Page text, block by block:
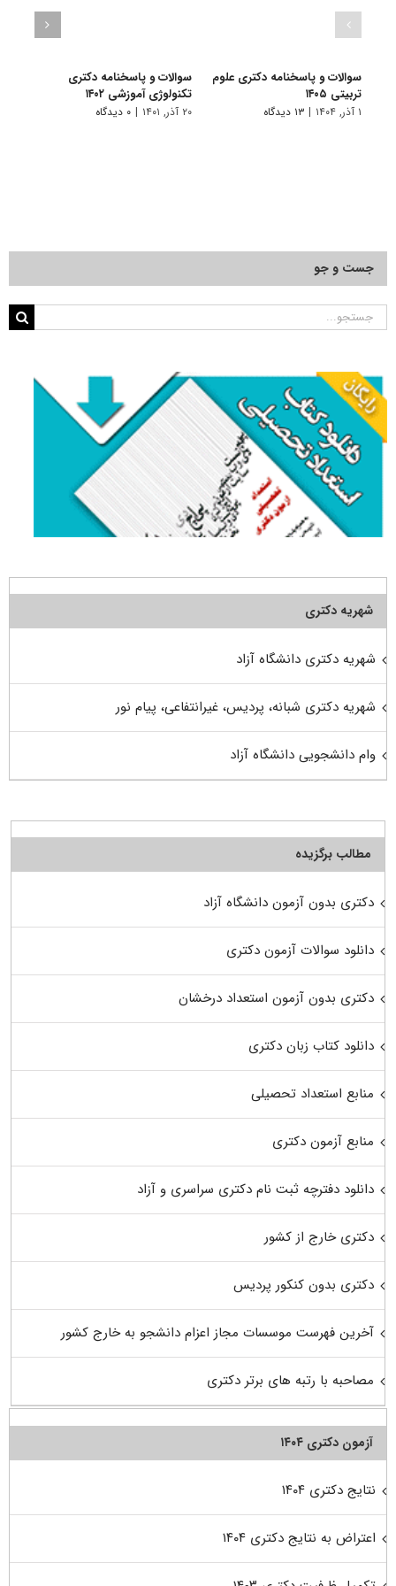
سوالات و پاسخنامه دکتری علوم
تربیتی ۱۴۰۵
۱ آذر, ۱۴۰۴ | ۱۳ دیدگاه
سوالات و پاسخنامه دکتری
تکنولوژی آموزشی ۱۴۰۲
۲۰ آذر, ۱۴۰۱ | ۰ دیدگاه
جست و جو
جستجو
شهریه دکتری
شهریه دکتری دانشگاه آزاد
شهریه دکتری شبانه، پردیس، غیرانتفاعی، پیام نور
وام دانشجویی دانشگاه آزاد
مطالب برگزیده
دکتری بدون آزمون دانشگاه آزاد
دانلود سوالات آزمون دکتری
دکتری بدون آزمون استعداد درخشان
دانلود کتاب زبان دکتری
منابع استعداد تحصیلی
منابع آزمون دکتری
دانلود دفترچه ثبت نام دکتری سراسری و آزاد
دکتری خارج از کشور
دکتری بدون کنکور پردیس
آخرین فهرست موسسات مجاز اعزام دانشجو به خارج کشور
مصاحبه با رتبه های برتر دکتری
آزمون دکتری ۱۴۰۴
نتایج دکتری ۱۴۰۴
اعتراض به نتایج دکتری ۱۴۰۴